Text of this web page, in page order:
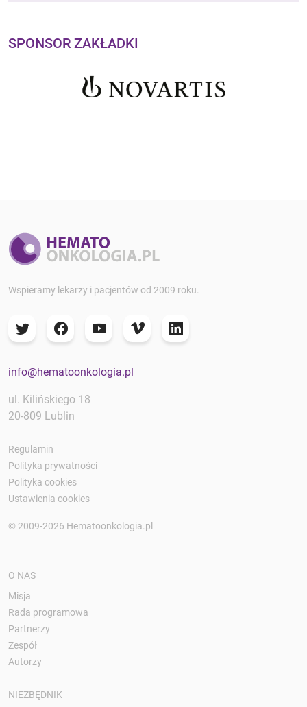
SPONSOR ZAKŁADKI
Wspieramy lekarzy i pacjentów od 2009 roku.
info@hematoonkologia.pl
ul. Kilińskiego 18
20-809 Lublin
Regulamin
Polityka prywatności
Polityka cookies
Ustawienia cookies
© 2009-2026 Hematoonkologia.pl
O NAS
Misja
Rada programowa
Partnerzy
Zespół
Autorzy
NIEZBĘDNIK